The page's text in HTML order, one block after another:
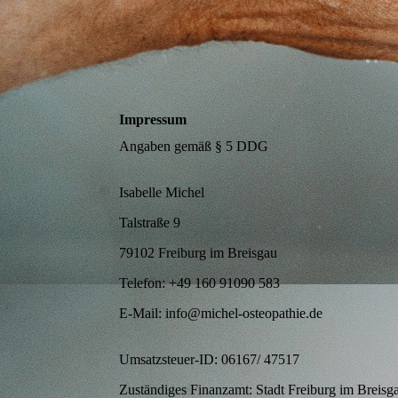
Impressum
Angaben gemäß § 5 DDG
Isabelle Michel
Talstraße 9
79102 Freiburg im Breisgau
Telefon: +49 160 91090 583
E-Mail: info@michel-osteopathie.de
Umsatzsteuer-ID: 06167/ 47517
Zuständiges Finanzamt: Stadt Freiburg im